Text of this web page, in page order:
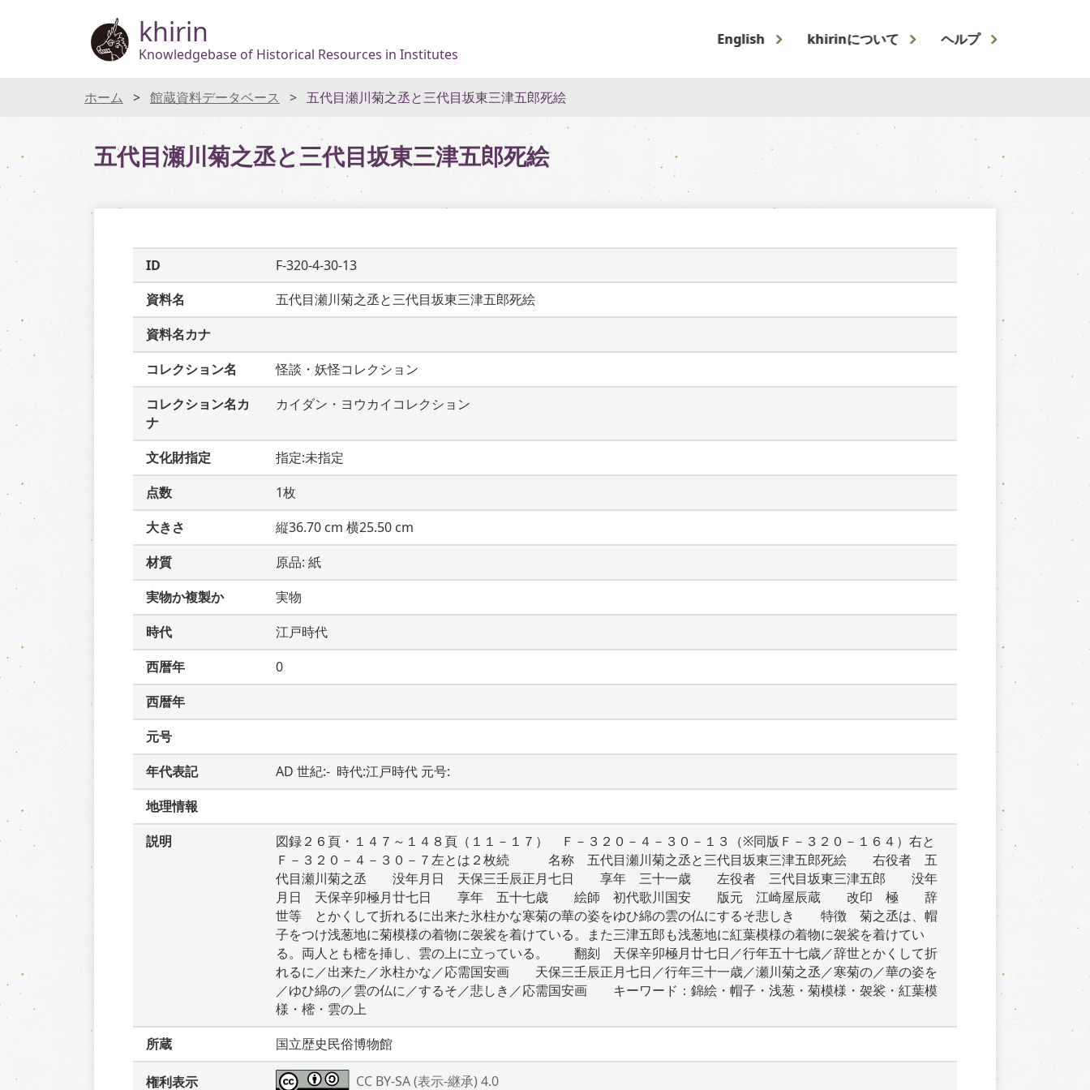
khirin
Knowledgebase of Historical Resources in Institutes
English khirinについて ヘルプ
ホーム 館蔵資料データベース 五代目瀬川菊之丞と三代目坂東三津五郎死絵
五代目瀬川菊之丞と三代目坂東三津五郎死絵
ID
F-320-4-30-13
資料名
五代目瀬川菊之丞と三代目坂東三津五郎死絵
資料名カナ
コレクション名
怪談・妖怪コレクション
コレクション名カ
ナ
カイダン・ヨウカイコレクション
文化財指定
指定:未指定
点数
1枚
大きさ
縦36.70 cm 横25.50 cm
材質
原品: 紙
実物か複製か
実物
時代
江戸時代
西暦年
0
西暦年
元号
年代表記
AD 世紀:-  時代:江戸時代 元号:
地理情報
説明
図録２６頁・１４７～１４８頁（１１－１７）　Ｆ－３２０－４－３０－１３（※同版Ｆ－３２０－１６４）右と
Ｆ－３２０－４－３０－７左とは２枚続　　　名称　五代目瀬川菊之丞と三代目坂東三津五郎死絵　　右役者　五
代目瀬川菊之丞　　没年月日　天保三壬辰正月七日　　享年　三十一歳　　左役者　三代目坂東三津五郎　　没年
月日　天保辛卯極月廿七日　　享年　五十七歳　　絵師　初代歌川国安　　版元　江崎屋辰蔵　　改印　極　　辞
世等　とかくして折れるに出来た氷柱かな寒菊の華の姿をゆひ綿の雲の仏にするそ悲しき　　特徴　菊之丞は、帽
子をつけ浅葱地に菊模様の着物に袈裟を着けている。また三津五郎も浅葱地に紅葉模様の着物に袈裟を着けてい
る。両人とも樒を挿し、雲の上に立っている。　　翻刻　天保辛卯極月廿七日／行年五十七歳／辞世とかくして折
れるに／出来た／氷柱かな／応需国安画　　天保三壬辰正月七日／行年三十一歳／瀬川菊之丞／寒菊の／華の姿を
／ゆひ綿の／雲の仏に／するそ／悲しき／応需国安画　　キーワード：錦絵・帽子・浅葱・菊模様・袈裟・紅葉模
様・樒・雲の上
所蔵
国立歴史民俗博物館
権利表示 CC BY-SA (表示-継承) 4.0